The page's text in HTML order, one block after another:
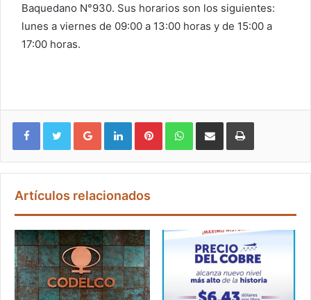
Baquedano N°930. Sus horarios son los siguientes:
lunes a viernes de 09:00 a 13:00 horas y de 15:00 a
17:00 horas.
Google+ LinkedIn Pinterest WhatsApp
Artículos relacionados